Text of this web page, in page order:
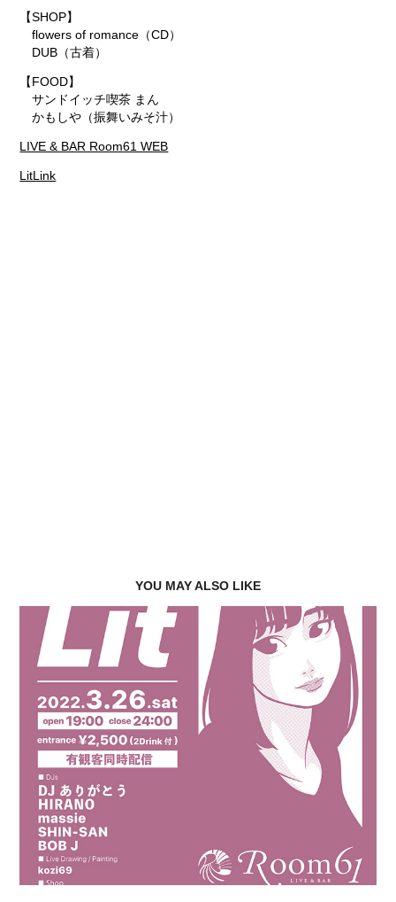
【SHOP】
flowers of romance（CD）
DUB（古着）
【FOOD】
サンドイッチ喫茶 まん
かもしや（振舞いみそ汁）
LIVE & BAR Room61 WEB
LitLink
YOU MAY ALSO LIKE